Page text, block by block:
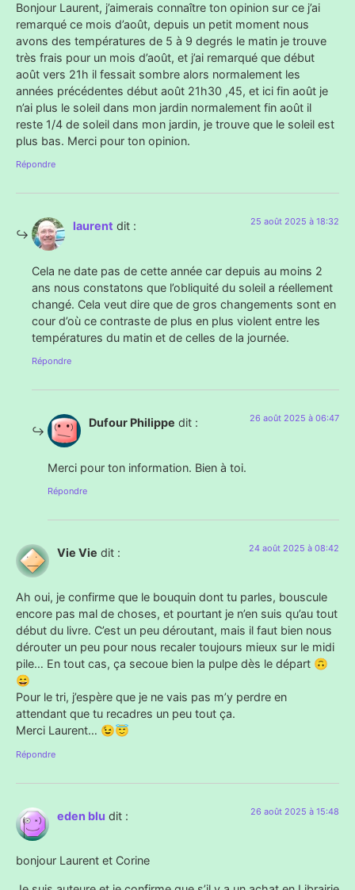
Bonjour Laurent, j’aimerais connaître ton opinion sur ce j’ai
remarqué ce mois d’août, depuis un petit moment nous
avons des températures de 5 à 9 degrés le matin je trouve
très frais pour un mois d’août, et j’ai remarqué que début
août vers 21h il fessait sombre alors normalement les
années précédentes début août 21h30 ,45, et ici fin août je
n’ai plus le soleil dans mon jardin normalement fin août il
reste 1/4 de soleil dans mon jardin, je trouve que le soleil est
plus bas. Merci pour ton opinion.
Répondre
laurent dit : 25 août 2025 à 18:32
Cela ne date pas de cette année car depuis au moins 2
ans nous constatons que l’obliquité du soleil a réellement
changé. Cela veut dire que de gros changements sont en
cour d’où ce contraste de plus en plus violent entre les
températures du matin et de celles de la journée.
Répondre
Dufour Philippe dit : 26 août 2025 à 06:47
Merci pour ton information. Bien à toi.
Répondre
Vie Vie dit : 24 août 2025 à 08:42
Ah oui, je confirme que le bouquin dont tu parles, bouscule
encore pas mal de choses, et pourtant je n’en suis qu’au tout
début du livre. C’est un peu déroutant, mais il faut bien nous
dérouter un peu pour nous recaler toujours mieux sur le midi
pile… En tout cas, ça secoue bien la pulpe dès le départ 🙃
😄
Pour le tri, j’espère que je ne vais pas m’y perdre en
attendant que tu recadres un peu tout ça.
Merci Laurent… 😉😇
Répondre
eden blu dit : 26 août 2025 à 15:48
bonjour Laurent et Corine